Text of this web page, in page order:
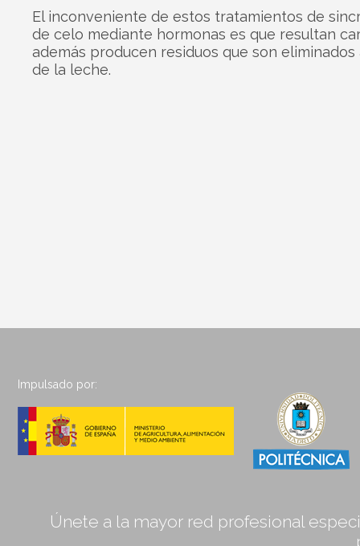
El inconveniente de estos tratamientos de
de celo mediante hormonas es que resultan
además producen residuos que son eliminados
de la leche.
Impulsado por:
Únete a la mayor red profesional